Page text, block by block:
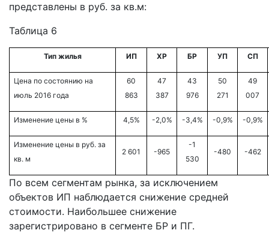
представлены в руб. за кв.м:
Таблица 6
Тип жилья ИП ХР БР УП СП
Цена по состоянию на
июль 2016 года
60
863
47
387
43
976
50
271
49
007
Изменение цены в % 4,5% -2,0% -3,4% -0,9% -0,9%
Изменение цены в руб. за
кв. м
2 601 -965
-1
530
-480 -462
По всем сегментам рынка, за исключением
объектов ИП наблюдается снижение средней
стоимости. Наибольшее снижение
зарегистрировано в сегменте БР и ПГ.